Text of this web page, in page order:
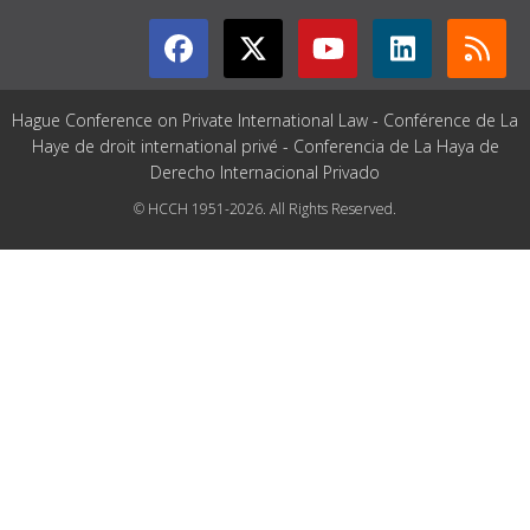
Hague Conference on Private International Law - Conférence de La
Haye de droit international privé - Conferencia de La Haya de
Derecho Internacional Privado
© HCCH 1951-2026. All Rights Reserved.